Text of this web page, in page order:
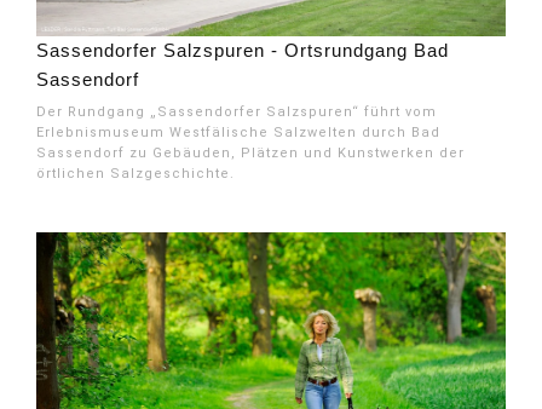
Sassendorfer Salzspuren - Ortsrundgang Bad
Sassendorf
Der Rundgang „Sassendorfer Salzspuren“ führt vom
Erlebnismuseum Westfälische Salzwelten durch Bad
Sassendorf zu Gebäuden, Plätzen und Kunstwerken der
örtlichen Salzgeschichte.